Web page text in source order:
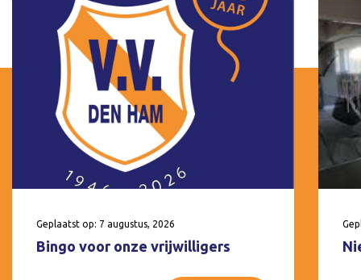
Geplaatst op: 7 augustus, 2026
Bingo voor onze vrijwilligers